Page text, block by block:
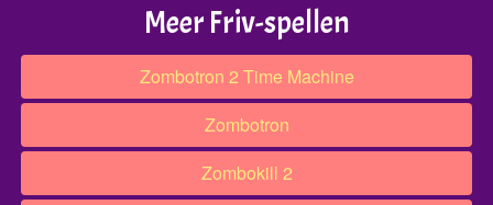
Meer Friv-spellen
Zombotron 2 Time Machine
Zombotron
Zombokill 2